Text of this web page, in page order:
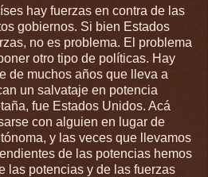
hay fuerzas en contra de las
gobiernos. Si bien Estados
no es problema. El problema
otro tipo de políticas. Hay
de muchos años que lleva a
un salvataje en potencia
fue Estados Unidos. Acá
con alguien en lugar de
y las veces que llevamos
de las potencias hemos
las potencias y de las fuerzas